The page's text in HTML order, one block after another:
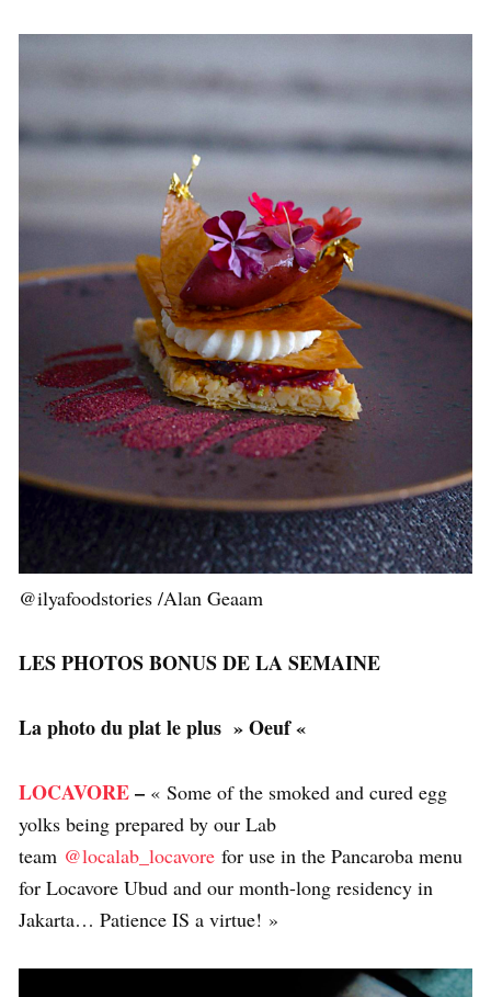
@ilyafoodstories /Alan Geaam
LES PHOTOS BONUS DE LA SEMAINE
La photo du plat le plus » Oeuf «
LOCAVORE– « Some of the smoked and cured egg
yolks being prepared by our Lab
team @localab_locavore for use in the Pancaroba menu
for Locavore Ubud and our month-long residency in
Jakarta… Patience IS a virtue! »